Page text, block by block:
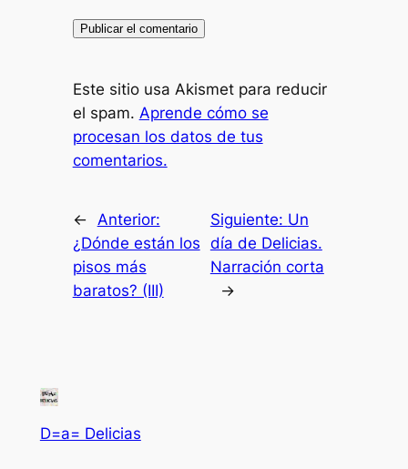
Este sitio usa Akismet para reducir
el spam. Aprende cómo se
procesan los datos de tus
comentarios.
← Anterior:
¿Dónde están los
pisos más
baratos? (III)
Siguiente: Un
día de Delicias.
Narración corta
→
D=a= Delicias